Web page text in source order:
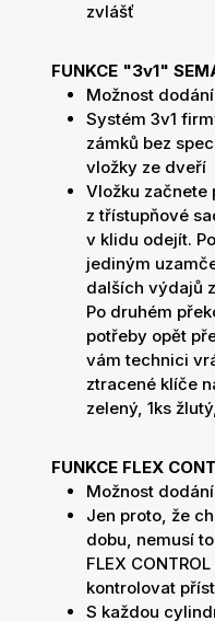
zvlášť
FUNKCE "3v1"
Možnost
Systém 3v1
zámků bez
vložky ze dveří
Vložku začnete
z třístupňové
v klidu odejít.
jediným
dalších výdajů
Po druhém
potřeby opět
vám technici
ztracené klíče
zelený, 1ks
FUNKCE FLEX
Možnost
Jen proto, že
dobu, nemusí
FLEX
kontrolovat
S každou